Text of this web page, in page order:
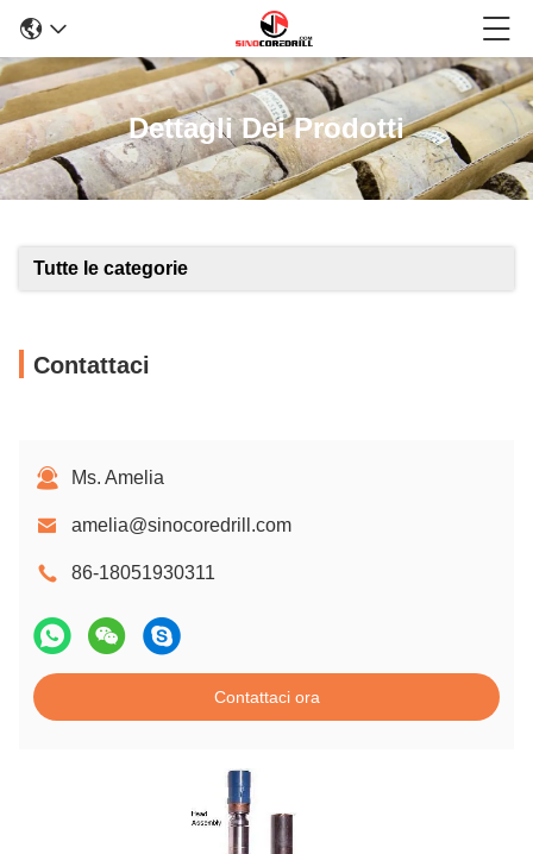
Dettagli Dei Prodotti
Tutte le categorie
Contattaci
Ms. Amelia
amelia@sinocoredrill.com
86-18051930311
Contattaci ora